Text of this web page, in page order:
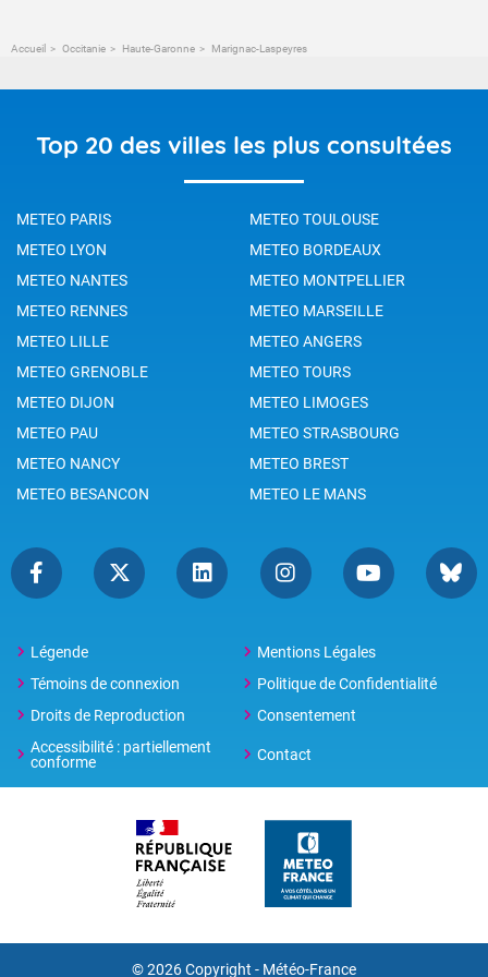
Accueil Occitanie Haute-Garonne Marignac-Laspeyres
Top 20 des villes les plus consultées
METEO PARIS
METEO TOULOUSE
METEO LYON
METEO BORDEAUX
METEO NANTES
METEO MONTPELLIER
METEO RENNES
METEO MARSEILLE
METEO LILLE
METEO ANGERS
METEO GRENOBLE
METEO TOURS
METEO DIJON
METEO LIMOGES
METEO PAU
METEO STRASBOURG
METEO NANCY
METEO BREST
METEO BESANCON
METEO LE MANS
Légende
Mentions Légales
Témoins de connexion
Politique de Confidentialité
Droits de Reproduction
Consentement
Accessibilité : partiellement
conforme
Contact
© 2026 Copyright - Météo-France